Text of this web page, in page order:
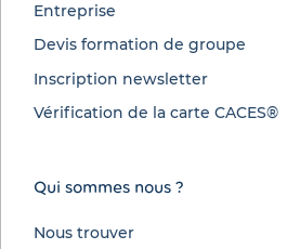
Qui sommes nous ?
Nous trouver
Entreprise
Devis formation de groupe
Inscription newsletter
Vérification de la carte CACES®